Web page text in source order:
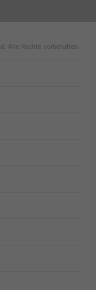
Alle Rechte vorbehalten.